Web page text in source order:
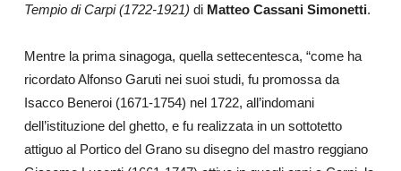
Tempio di Carpi (1722-1921) di Matteo Cassani Simonetti.
Mentre la prima sinagoga, quella settecentesca, “come ha
ricordato Alfonso Garuti nei suoi studi, fu promossa da
Isacco Beneroi (1671-1754) nel 1722, all’indomani
dell’istituzione del ghetto, e fu realizzata in un sottotetto
attiguo al Portico del Grano su disegno del mastro reggiano